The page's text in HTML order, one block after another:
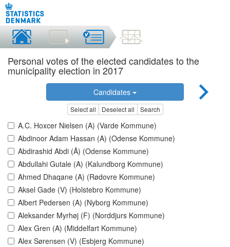
Personal votes of the elected candidates to the
municipality election in 2017
Candidates
Select all Deselect all Search
A.C. Hoxcer Nielsen (A) (Varde Kommune)
Abdinoor Adam Hassan (A) (Odense Kommune)
Abdirashid Abdi (Å) (Odense Kommune)
Abdullahi Gutale (A) (Kalundborg Kommune)
Ahmed Dhaqane (A) (Rødovre Kommune)
Aksel Gade (V) (Holstebro Kommune)
Albert Pedersen (A) (Nyborg Kommune)
Aleksander Myrhøj (F) (Norddjurs Kommune)
Alex Gren (A) (Middelfart Kommune)
Alex Sørensen (V) (Esbjerg Kommune)